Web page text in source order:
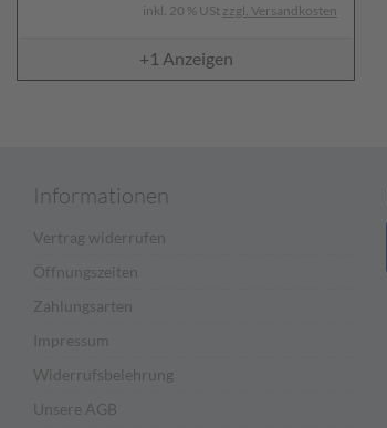
inkl. 20 % USt zzgl. Versandkosten
+1 Anzeigen
Informationen
Vertrag widerrufen
Öffnungszeiten
Zahlungsarten
Impressum
Widerrufsbelehrung
Unsere AGB